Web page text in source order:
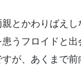
親とかわりばえ
患うフロイドと
が、あくまで前